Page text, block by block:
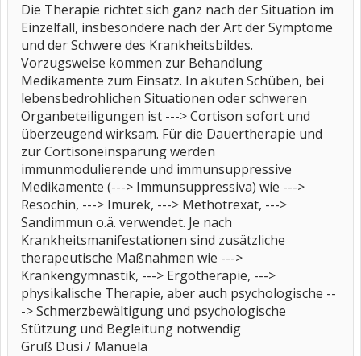
Die Therapie richtet sich ganz nach der Situation im
Einzelfall, insbesondere nach der Art der Symptome
und der Schwere des Krankheitsbildes.
Vorzugsweise kommen zur Behandlung
Medikamente zum Einsatz. In akuten Schüben, bei
lebensbedrohlichen Situationen oder schweren
Organbeteiligungen ist ---> Cortison sofort und
überzeugend wirksam. Für die Dauertherapie und
zur Cortisoneinsparung werden
immunmodulierende und immunsuppressive
Medikamente (---> Immunsuppressiva) wie --->
Resochin, ---> Imurek, ---> Methotrexat, --->
Sandimmun o.ä. verwendet. Je nach
Krankheitsmanifestationen sind zusätzliche
therapeutische Maßnahmen wie --->
Krankengymnastik, ---> Ergotherapie, --->
physikalische Therapie, aber auch psychologische --
-> Schmerzbewältigung und psychologische
Stützung und Begleitung notwendig
Gruß Düsi / Manuela